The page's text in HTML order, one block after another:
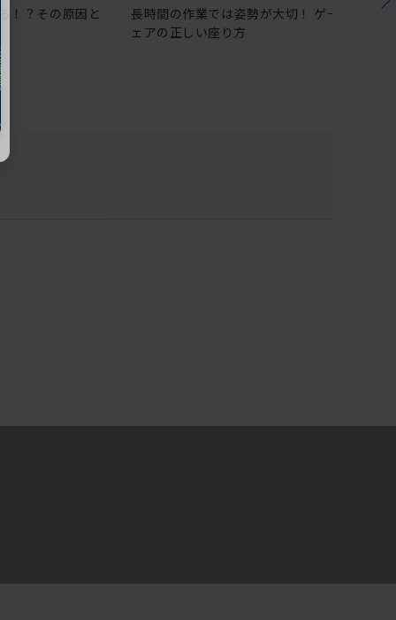
！？その原因と
長時間の作業では姿勢が大切！ ゲーミングチ
ェアの正しい座り方